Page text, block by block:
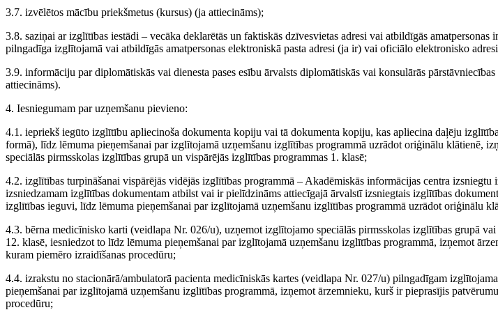
3.7. izvēlētos mācību priekšmetus (kursus) (ja attiecināms);
3.8. saziņai ar izglītības iestādi – vecāka deklarētās un faktiskās dzīvesvietas adresi vai atbildīgās amatpersonas
pilngadīga izglītojamā vai atbildīgās amatpersonas elektroniskā pasta adresi (ja ir) vai oficiālo elektronisko
3.9. informāciju par diplomātiskās vai dienesta pases esību ārvalsts diplomātiskās vai konsulārās
attiecināms).
4. Iesniegumam par uzņemšanu pievieno:
4.1. iepriekš iegūto izglītību apliecinoša dokumenta kopiju vai tā dokumenta kopiju, kas apliecina daļēju
formā), līdz lēmuma pieņemšanai par izglītojamā uzņemšanu izglītības programmā uzrādot oriģinālu klātienē,
speciālās pirmsskolas izglītības grupā un vispārējās izglītības programmas 1. klasē;
4.2. izglītības turpināšanai vispārējās vidējās izglītības programmā – Akadēmiskās informācijas centra
izsniedzamam izglītības dokumentam atbilst vai ir pielīdzināms attiecīgajā ārvalstī izsniegtais izglītības
izglītības ieguvi, līdz lēmuma pieņemšanai par izglītojamā uzņemšanu izglītības programmā uzrādot oriģinālu
4.3. bērna medicīnisko karti (veidlapa Nr. 026/u), uzņemot izglītojamo speciālās pirmsskolas izglītības grupā
12. klasē, iesniedzot to līdz lēmuma pieņemšanai par izglītojamā uzņemšanu izglītības programmā, izņemot
kuram piemēro izraidīšanas procedūru;
4.4. izrakstu no stacionārā/ambulatorā pacienta medicīniskās kartes (veidlapa Nr. 027/u) pilngadīgam
pieņemšanai par izglītojamā uzņemšanu izglītības programmā, izņemot ārzemnieku, kurš ir pieprasījis
procedūru;